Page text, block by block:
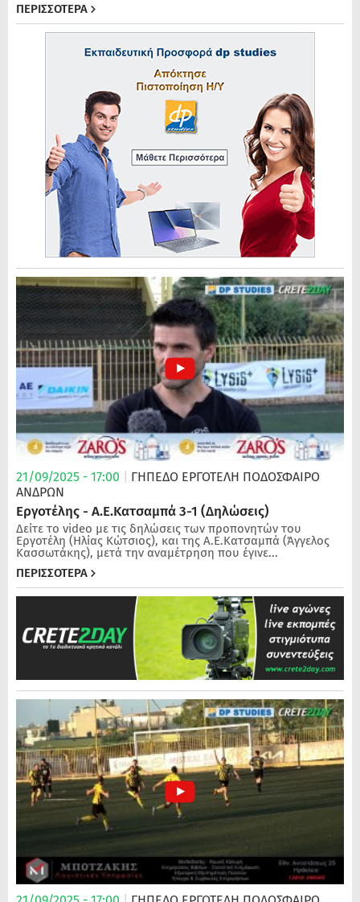
ΠΕΡΙΣΣΟΤΕΡΑ
21/09/2025 - 17:00 ΓΗΠΕΔΟ ΕΡΓΟΤΕΛΗ ΠΟΔΌΣΦΑΙΡΟ
ΑΝΔΡΏΝ
Εργοτέλης - Α.Ε.Κατσαμπά 3-1 (Δηλώσεις)
Δείτε το video με τις δηλώσεις των προπονητών του
Εργοτέλη (Ηλίας Κώτσιος), και της Α.Ε.Κατσαμπά (Άγγελος
Κασσωτάκης), μετά την αναμέτρηση που έγινε...
ΠΕΡΙΣΣΟΤΕΡΑ